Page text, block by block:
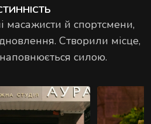
масажисти й спортсмени,
Створили місце,
силою.